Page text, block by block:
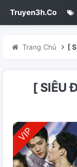
Truyen3h.Co
Trang Chủ [
[ SIÊU